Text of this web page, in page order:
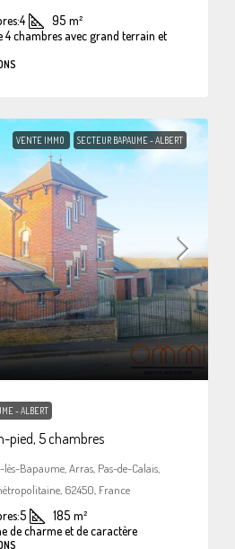
4 95 m²
4 chambres avec grand terrain et
VENTE IMMO SECTEUR BAPAUME - ALBERT
- ALBERT
pied, 5 chambres
lès-Bapaume, Arras, Pas-de-Calais,
62450, France
5 185 m²
de charme et de caractère